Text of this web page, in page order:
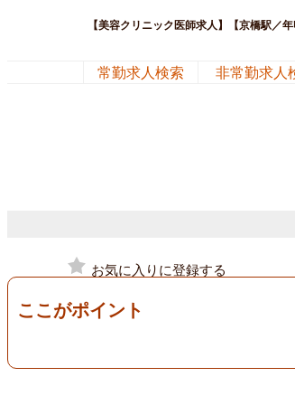
【美容クリニック医師求人】【京橋駅
常勤求人検索 非常勤求人
お気に入りに登録する
ここがポイント